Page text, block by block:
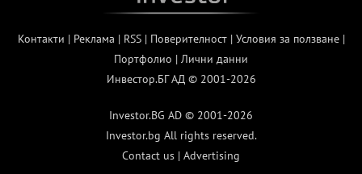
Контакти | Реклама | RSS| Поверителност| Условия за ползване|
Портфолио | Лични данни
Инвестор.БГ АД © 2001-2026
Investor.BG AD © 2001-2026
Investor.bg All rights reserved.
Contact us | Advertising